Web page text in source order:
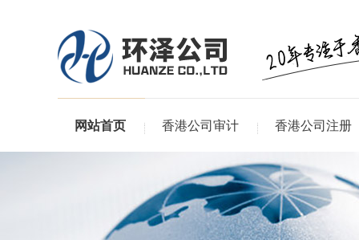
网站首页 香港公司审计 香港公司注册